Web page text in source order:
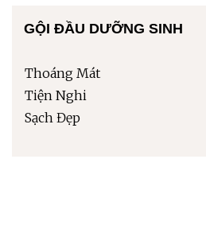
GỘI ĐẦU DƯỠNG SINH
Thoáng Mát
Tiện Nghi
Sạch Đẹp